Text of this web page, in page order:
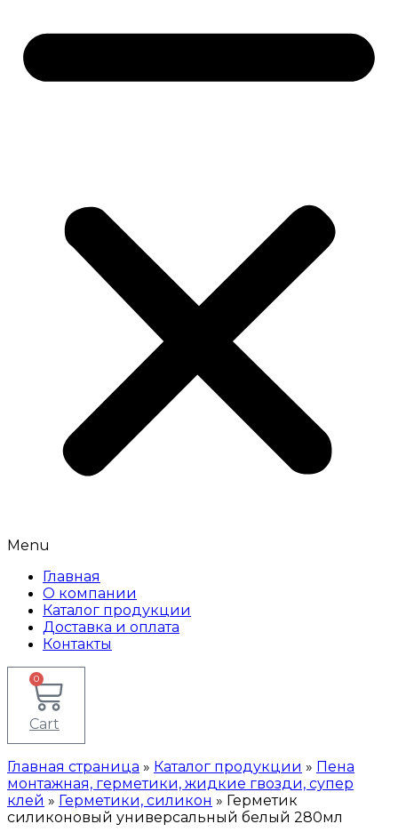
Menu
Главная
О компании
Каталог продукции
Доставка и оплата
Контакты
0
Cart
Главная страница » Каталог продукции » Пена
монтажная, герметики, жидкие гвозди, супер
клей » Герметики, силикон » Герметик
силиконовый универсальный белый 280мл